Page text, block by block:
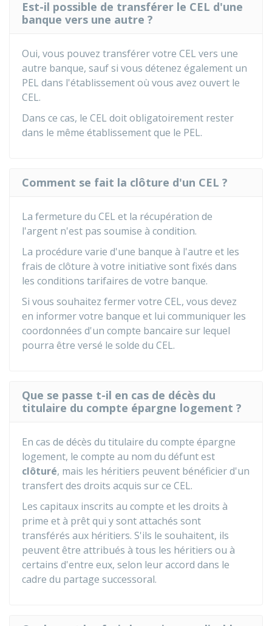
Est-il possible de transférer le CEL d'une
banque vers une autre ?
Oui, vous pouvez transférer votre CEL vers une
autre banque, sauf si vous détenez également un
PEL dans l'établissement où vous avez ouvert le
CEL.
Dans ce cas, le CEL doit obligatoirement rester
dans le même établissement que le PEL.
Comment se fait la clôture d'un CEL ?
La fermeture du CEL et la récupération de
l'argent n'est pas soumise à condition.
La procédure varie d'une banque à l'autre et les
frais de clôture à votre initiative sont fixés dans
les conditions tarifaires de votre banque.
Si vous souhaitez fermer votre CEL, vous devez
en informer votre banque et lui communiquer les
coordonnées d'un compte bancaire sur lequel
pourra être versé le solde du CEL.
Que se passe t-il en cas de décès du
titulaire du compte épargne logement ?
En cas de décès du titulaire du compte épargne
logement, le compte au nom du défunt est
clôturé, mais les héritiers peuvent bénéficier d'un
transfert des droits acquis sur ce CEL.
Les capitaux inscrits au compte et les droits à
prime et à prêt qui y sont attachés sont
transférés aux héritiers. S'ils le souhaitent, ils
peuvent être attribués à tous les héritiers ou à
certains d'entre eux, selon leur accord dans le
cadre du partage successoral.